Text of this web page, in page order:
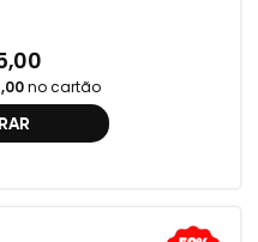
no cartão